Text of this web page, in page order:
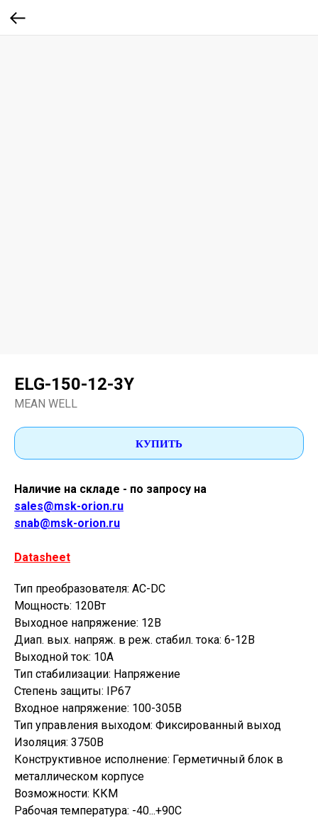
ELG-150-12-3Y
MEAN WELL
КУПИТЬ
Наличие на складе - по запросу на
sales@msk-orion.ru
snab@msk-orion.ru
Datasheet
Тип преобразователя: AC-DC
Мощность: 120Вт
Выходное напряжение: 12В
Диап. вых. напряж. в реж. стабил. тока: 6-12В
Выходной ток: 10А
Тип стабилизации: Напряжение
Степень защиты: IP67
Входное напряжение: 100-305В
Тип управления выходом: Фиксированный выход
Изоляция: 3750В
Конструктивное исполнение: Герметичный блок в
металлическом корпусе
Возможности: ККМ
Рабочая температура: -40...+90С